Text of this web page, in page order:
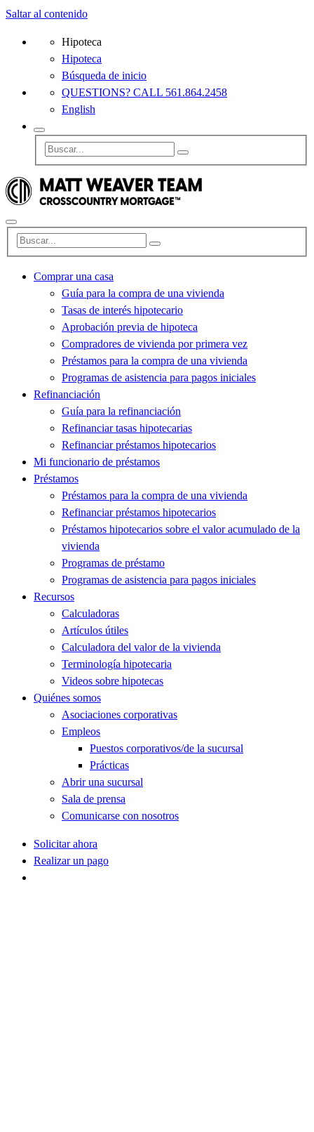
Saltar al contenido
Hipoteca
Hipoteca
Búsqueda de inicio
QUESTIONS? CALL 561.864.2458
English
Comprar una casa
Guía para la compra de una vivienda
Tasas de interés hipotecario
Aprobación previa de hipoteca
Compradores de vivienda por primera vez
Préstamos para la compra de una vivienda
Programas de asistencia para pagos iniciales
Refinanciación
Guía para la refinanciación
Refinanciar tasas hipotecarias
Refinanciar préstamos hipotecarios
Mi funcionario de préstamos
Préstamos
Préstamos para la compra de una vivienda
Refinanciar préstamos hipotecarios
Préstamos hipotecarios sobre el valor acumulado de la
vivienda
Programas de préstamo
Programas de asistencia para pagos iniciales
Recursos
Calculadoras
Artículos útiles
Calculadora del valor de la vivienda
Terminología hipotecaria
Videos sobre hipotecas
Quiénes somos
Asociaciones corporativas
Empleos
Puestos corporativos/de la sucursal
Prácticas
Abrir una sucursal
Sala de prensa
Comunicarse con nosotros
Solicitar ahora
Realizar un pago